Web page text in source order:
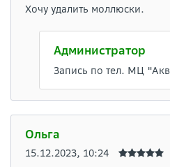
Хочу удалить моллюски.
Администратор
Запись по тел. МЦ
Ольга
15.12.2023, 10:24